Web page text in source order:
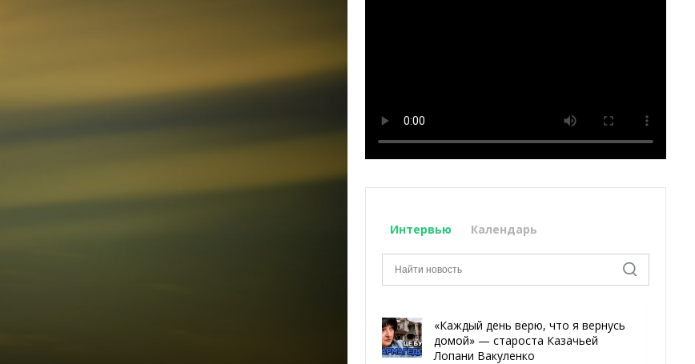
Интервью Календарь
«Каждый день верю, что я вернусь
домой» — староста Казачьей
Лопани Вакуленко